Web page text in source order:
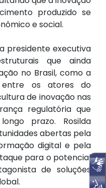
produzido se
e social.
presidente executiva
que ainda
no Brasil, como a
entre os atores do
de inovação nas
regulatória que
prazo. Rosilda
abertas pela
digital e pela
para o potencial
de soluções